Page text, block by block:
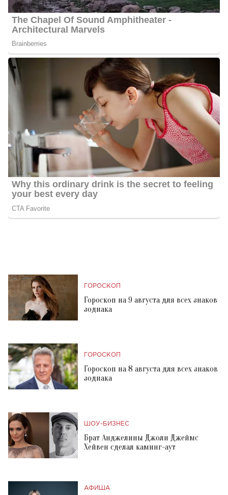
ГОРОСКОП
Гороскоп на 9 августа для всех знаков
зодиака
ГОРОСКОП
Гороскоп на 8 августа для всех знаков
зодиака
ШОУ-БИЗНЕС
Брат Анджелины Джоли Джеймс
Хейвен сделал каминг-аут
АФИША